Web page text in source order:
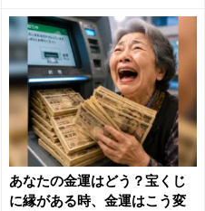
あなたの金運はどう？宝くじ
に縁がある時、金運はこう変